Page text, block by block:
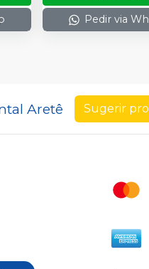
Pedir via
Aretê Sugerir